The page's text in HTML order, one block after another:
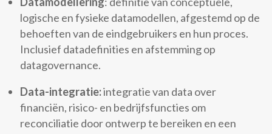
logische en fysieke datamodellen, afgestemd op de
behoeften van de eindgebruikers en hun proces.
Inclusief datadefinities en afstemming op
datagovernance.
Data-integratie:integratie van data over
financiën, risico- en bedrijfsfuncties om
reconciliatie door ontwerp te bereiken en een